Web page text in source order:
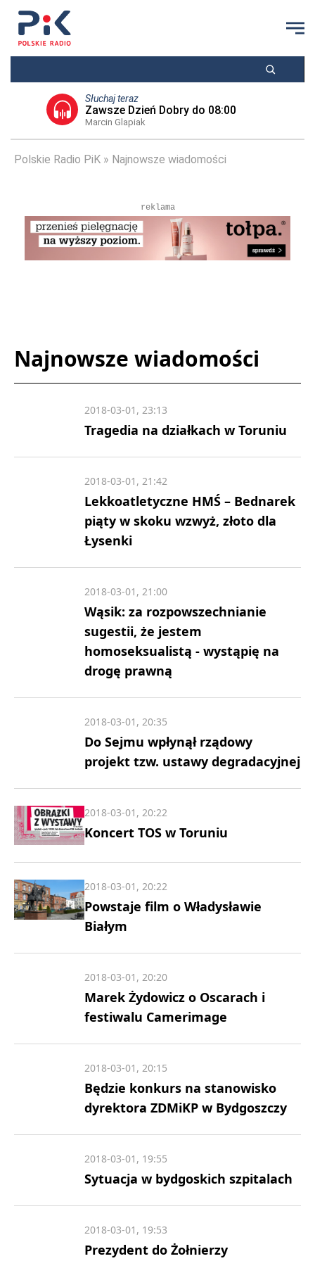
Słuchaj teraz
Zawsze Dzień Dobry do 08:00
Marcin Glapiak
Polskie Radio PiK Najnowsze wiadomości
reklama
Najnowsze wiadomości
Tragedia na działkach w Toruniu
2018-03-01, 23:13
Lekkoatletyczne HMŚ – Bednarek
piąty w skoku wzwyż, złoto dla
Łysenki
2018-03-01, 21:42
Wąsik: za rozpowszechnianie
sugestii, że jestem
homoseksualistą - wystąpię na
drogę prawną
2018-03-01, 21:00
Do Sejmu wpłynął rządowy
projekt tzw. ustawy degradacyjnej
2018-03-01, 20:35
Koncert TOS w Toruniu
2018-03-01, 20:22
Powstaje film o Władysławie
Białym
2018-03-01, 20:22
Marek Żydowicz o Oscarach i
festiwalu Camerimage
2018-03-01, 20:20
Będzie konkurs na stanowisko
dyrektora ZDMiKP w Bydgoszczy
2018-03-01, 20:15
Sytuacja w bydgoskich szpitalach
2018-03-01, 19:55
Prezydent do Żołnierzy
2018-03-01, 19:53